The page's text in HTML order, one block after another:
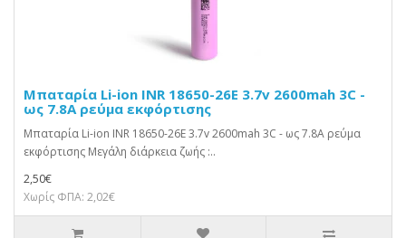
Μπαταρία Li-ion INR 18650-26E 3.7v 2600mah 3C -
ως 7.8A ρεύμα εκφόρτισης
Μπαταρία Li-ion INR 18650-26E 3.7v 2600mah 3C - ως 7.8A ρεύμα
εκφόρτισης Μεγάλη διάρκεια ζωής :..
2,50€
Χωρίς ΦΠΑ: 2,02€